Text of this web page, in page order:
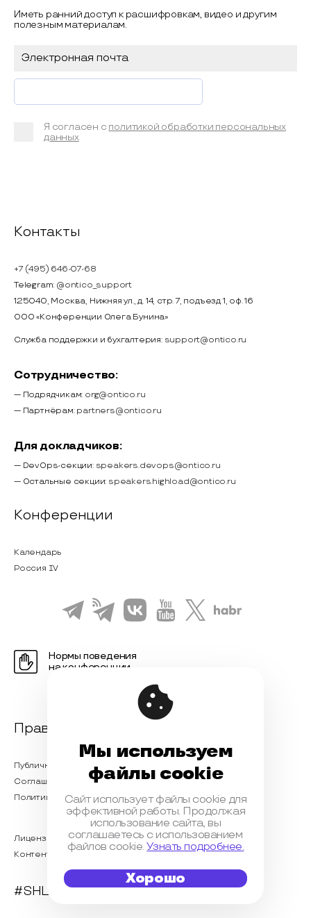
Иметь ранний доступ к расшифровкам, видео и другим
полезным материалам.
Я согласен с политикой обработки персональных
данных
Контакты
+7 (495) 646-07-68
Telegram: @ontico_support
125040, Москва, Нижняя ул., д. 14, стр. 7, подъезд 1, оф. 16
ООО «Конференции Олега Бунина»
Служба поддержки и бухгалтерия: support@ontico.ru
Сотрудничество:
— Подрядчикам: org@ontico.ru
— Партнёрам: partners@ontico.ru
Для докладчиков:
— DevOps-секции: speakers.devops@ontico.ru
— Остальные секции: speakers.highload@ontico.ru
Конференции
Календарь
Россия IV
Нормы поведения
на конференции
Правовая информация
Публичная оферта
Соглашение на обработку персональных данных
Политика обработки персональных данных
Лицензионный договор с Автором
Контентная политика конференции
#SHL2024
Мы используем
файлы cookie
Сайт использует файлы cookie для
эффективной работы. Продолжая
использование сайта, вы
соглашаетесь с использованием
файлов cookie.Узнать подробнее.
Хорошо